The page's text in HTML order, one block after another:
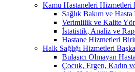
Kamu Hastaneleri Hizmetleri
Sağlık Bakım ve
Verimlilik ve Kalite
İstatistik, Analiz ve
Hastane Hizmetleri
Halk Sağlığı Hizmetleri
Bulaşıcı Olmayan
Çocuk, Ergen, Kadın